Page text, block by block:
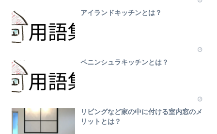
アイランドキッチンとは？
ペニンシュラキッチンとは？
リビングなど家の中に付ける室内窓のメ
リットとは？